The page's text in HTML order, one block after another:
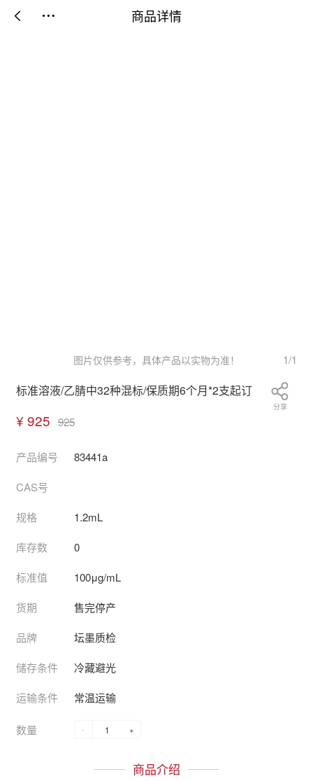
商品详情
 
图片仅供参考，具体产品以实物为准！ 1/1
标准溶液/乙腈中32种混标/保质期6个月*2支起订
¥ 925 925
分享
产品编号 83441a
CAS号
规格 1.2mL
库存数 0
标准值 100μg/mL
货期 售完停产
品牌 坛墨质检
储存条件 冷藏避光
运输条件 常温运输
数量 - +
商品介绍